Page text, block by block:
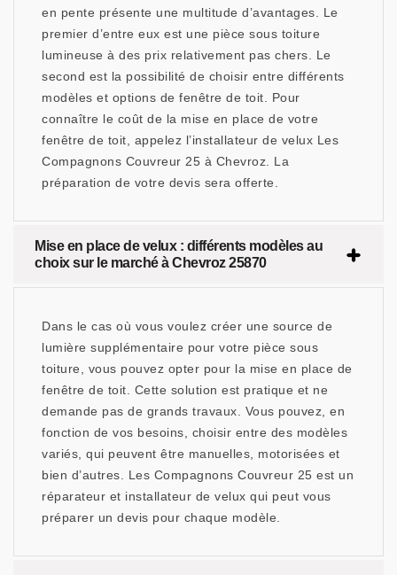
en pente présente une multitude d’avantages. Le
premier d’entre eux est une pièce sous toiture
lumineuse à des prix relativement pas chers. Le
second est la possibilité de choisir entre différents
modèles et options de fenêtre de toit. Pour
connaître le coût de la mise en place de votre
fenêtre de toit, appelez l’installateur de velux Les
Compagnons Couvreur 25 à Chevroz. La
préparation de votre devis sera offerte.
Mise en place de velux : différents modèles au
choix sur le marché à Chevroz 25870
Dans le cas où vous voulez créer une source de
lumière supplémentaire pour votre pièce sous
toiture, vous pouvez opter pour la mise en place de
fenêtre de toit. Cette solution est pratique et ne
demande pas de grands travaux. Vous pouvez, en
fonction de vos besoins, choisir entre des modèles
variés, qui peuvent être manuelles, motorisées et
bien d’autres. Les Compagnons Couvreur 25 est un
réparateur et installateur de velux qui peut vous
préparer un devis pour chaque modèle.